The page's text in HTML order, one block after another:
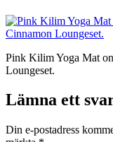
Pink Kilim Yoga Mat
Loungeset.
Lämna ett
Din e-postadress